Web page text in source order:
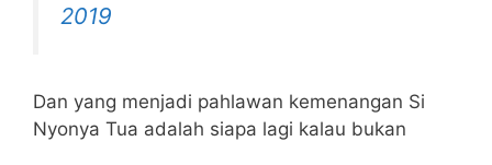
2019
Dan yang menjadi pahlawan kemenangan Si
Nyonya Tua adalah siapa lagi kalau bukan